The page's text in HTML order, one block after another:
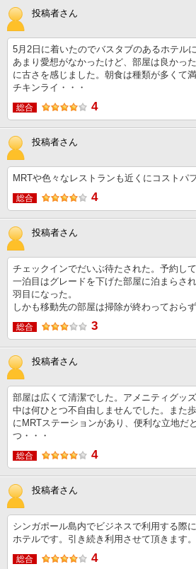
投稿者さん
5月2日に着いたのでバスタブのあるホテル
あまり愛想がなかったけど、部屋は良かっ
に古さを感じました。朝食は種類が多くて満
チキンライ・・・
総合 4
投稿者さん
MRTや色々なレストランも近くにコストパ
総合 4
投稿者さん
チェックインでだいぶ待たされた。予約し
一泊目はグレードを下げた部屋に泊まらさ
羽目になった。
しかも移動先の部屋は掃除が終わっておら
総合 3
投稿者さん
部屋は広くて清潔でした。アメニティグッ
中は何ひとつ不自由しませんでした。また
にMRTステーションがあり、便利な立地だ
つ・・・
総合 4
投稿者さん
シンガポール島内でビジネスで利用する際
ホテルです。引き続き利用させて頂きます。
総合 4